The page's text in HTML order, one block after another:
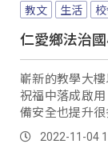
教文 生活
仁愛鄉法治
嶄新的教學大
祝福中落成啟
備安全也提升
對於環境安全重
2022-11-04